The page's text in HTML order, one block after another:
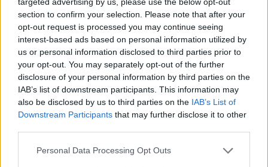
section to confirm your selection. Please note that after your
opt-out request is processed you may continue seeing
interest-based ads based on personal information utilized by
us or personal information disclosed to third parties prior to
your opt-out. You may separately opt-out of the further
disclosure of your personal information by third parties on the
IAB’s list of downstream participants. This information may
also be disclosed by us to third parties on the IAB’s List of
Downstream Participants that may further disclose it to other
Personal Data Processing Opt Outs
Antworten: 0 6 Juni 2025
Ankündigung
Fehler in der täglichen Quest
behoben - Andermant-Wiederherstellung &
Spieler-Strafen
katbac
Ankündigung
Nachtrag Bonuscode
Adventskalender & Kompensation Fehlercode 36
Myantha
Antworten: 0 1 März 2024
Ankündigung
WICHTIG: Problembehebung
Premiumdauer
Antworten: 0 17 Januar 2024